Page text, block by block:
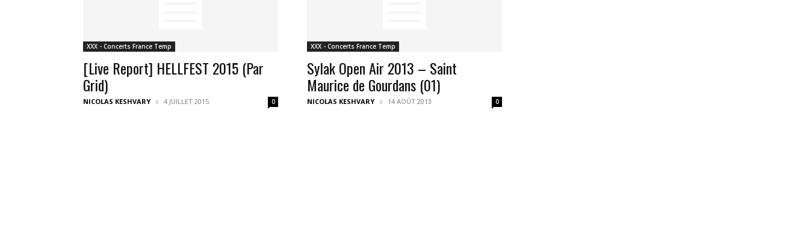
XXX - Concerts France Temp
[Live Report] HELLFEST 2015 (Par
Grid)
NICOLAS KESHVARY 4 JUILLET 2015 0
XXX - Concerts France Temp
Sylak Open Air 2013 – Saint
Maurice de Gourdans (01)
NICOLAS KESHVARY 14 AOÛT 2013 0